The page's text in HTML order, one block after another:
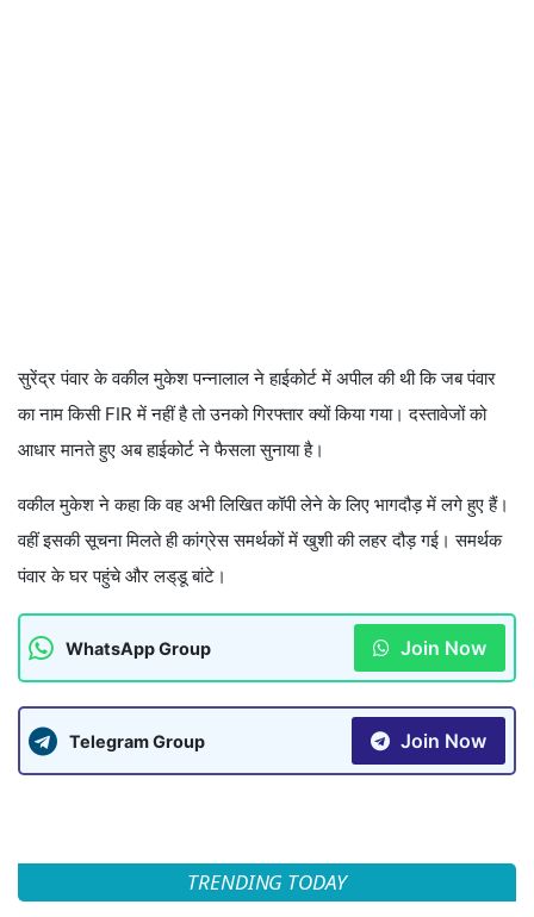
सुरेंद्र पंवार के वकील मुकेश पन्नालाल ने हाईकोर्ट में अपील की थी कि जब पंवार
का नाम किसी FIR में नहीं है तो उनको गिरफ्तार क्यों किया गया। दस्तावेजों को
आधार मानते हुए अब हाईकोर्ट ने फैसला सुनाया है।
वकील मुकेश ने कहा कि वह अभी लिखित कॉपी लेने के लिए भागदौड़ में लगे हुए हैं।
वहीं इसकी सूचना मिलते ही कांग्रेस समर्थकों में खुशी की लहर दौड़ गई। समर्थक
पंवार के घर पहुंचे और लड्‌डू बांटे।
WhatsApp Group Join Now
Telegram Group Join Now
TRENDING TODAY